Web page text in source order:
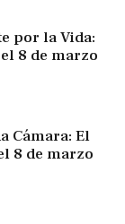
por la Vida:
8 de marzo
Cámara: El
8 de marzo